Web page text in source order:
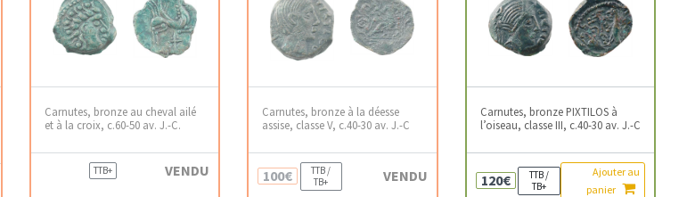
Carnutes, bronze au cheval ailé
et à la croix, c.60-50 av. J.-C.
TTB+ VENDU
Carnutes, bronze à la déesse
assise, classe V, c.40-30 av. J.-C
100€
TTB /
TB+
VENDU
Carnutes, bronze PIXTILOS à
l’oiseau, classe III, c.40-30 av. J.-C
120€
TTB /
TB+
Ajouter au
panier